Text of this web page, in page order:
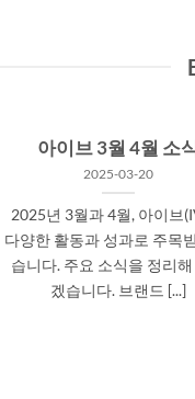
아이브 3월 4월 소
2025-03-20
2025년 3월과 4월, 아이브
다양한 활동과 성과로 주목
습니다. 주요 소식을 정리해
겠습니다.​ 브랜드 [...]